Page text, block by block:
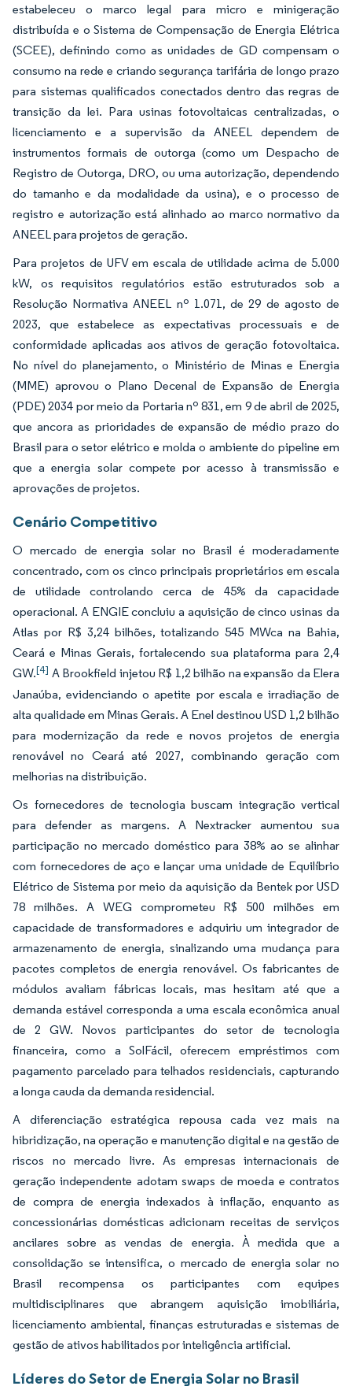
estabeleceu o marco legal para micro e minigeração
distribuída e o Sistema de Compensação de Energia Elétrica
(SCEE), definindo como as unidades de GD compensam o
consumo na rede e criando segurança tarifária de longo prazo
para sistemas qualificados conectados dentro das regras de
transição da lei. Para usinas fotovoltaicas centralizadas, o
licenciamento e a supervisão da ANEEL dependem de
instrumentos formais de outorga (como um Despacho de
Registro de Outorga, DRO, ou uma autorização, dependendo
do tamanho e da modalidade da usina), e o processo de
registro e autorização está alinhado ao marco normativo da
ANEEL para projetos de geração.
Para projetos de UFV em escala de utilidade acima de 5.000
kW, os requisitos regulatórios estão estruturados sob a
Resolução Normativa ANEEL nº 1.071, de 29 de agosto de
2023, que estabelece as expectativas processuais e de
conformidade aplicadas aos ativos de geração fotovoltaica.
No nível do planejamento, o Ministério de Minas e Energia
(MME) aprovou o Plano Decenal de Expansão de Energia
(PDE) 2034 por meio da Portaria nº 831, em 9 de abril de 2025,
que ancora as prioridades de expansão de médio prazo do
Brasil para o setor elétrico e molda o ambiente do pipeline em
que a energia solar compete por acesso à transmissão e
aprovações de projetos.
Cenário Competitivo
O mercado de energia solar no Brasil é moderadamente
concentrado, com os cinco principais proprietários em escala
de utilidade controlando cerca de 45% da capacidade
operacional. A ENGIE concluiu a aquisição de cinco usinas da
Atlas por R$ 3,24 bilhões, totalizando 545 MWca na Bahia,
Ceará e Minas Gerais, fortalecendo sua plataforma para 2,4
GW.[4] A Brookfield injetou R$ 1,2 bilhão na expansão da Elera
Janaúba, evidenciando o apetite por escala e irradiação de
alta qualidade em Minas Gerais. A Enel destinou USD 1,2 bilhão
para modernização da rede e novos projetos de energia
renovável no Ceará até 2027, combinando geração com
melhorias na distribuição.
Os fornecedores de tecnologia buscam integração vertical
para defender as margens. A Nextracker aumentou sua
participação no mercado doméstico para 38% ao se alinhar
com fornecedores de aço e lançar uma unidade de Equilíbrio
Elétrico de Sistema por meio da aquisição da Bentek por USD
78 milhões. A WEG comprometeu R$ 500 milhões em
capacidade de transformadores e adquiriu um integrador de
armazenamento de energia, sinalizando uma mudança para
pacotes completos de energia renovável. Os fabricantes de
módulos avaliam fábricas locais, mas hesitam até que a
demanda estável corresponda a uma escala econômica anual
de 2 GW. Novos participantes do setor de tecnologia
financeira, como a SolFácil, oferecem empréstimos com
pagamento parcelado para telhados residenciais, capturando
a longa cauda da demanda residencial.
A diferenciação estratégica repousa cada vez mais na
hibridização, na operação e manutenção digital e na gestão de
riscos no mercado livre. As empresas internacionais de
geração independente adotam swaps de moeda e contratos
de compra de energia indexados à inflação, enquanto as
concessionárias domésticas adicionam receitas de serviços
ancilares sobre as vendas de energia. À medida que a
consolidação se intensifica, o mercado de energia solar no
Brasil recompensa os participantes com equipes
multidisciplinares que abrangem aquisição imobiliária,
licenciamento ambiental, finanças estruturadas e sistemas de
gestão de ativos habilitados por inteligência artificial.
Líderes do Setor de Energia Solar no Brasil